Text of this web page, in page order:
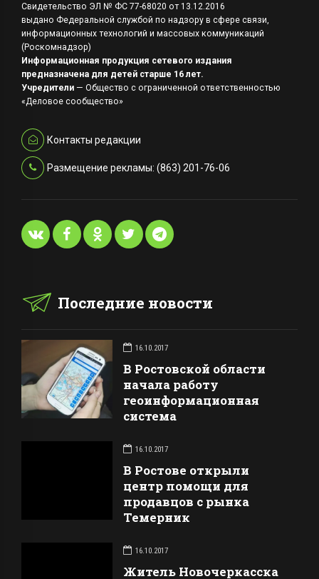
Свидетельство ЭЛ № ФС 77-68020 от 13.12.2016
выдано Федеральной службой по надзору в сфере связи,
информационных технологий и массовых коммуникаций
(Роскомнадзор)
Информационная продукция сетевого издания
предназначена для детей старше 16 лет.
Учредители — Общество с ограниченной ответственностью
«Деловое сообщество»
Контакты редакции
Размещение рекламы: (863) 201-76-06
Последние новости
16.10.2017
В Ростовской области
начала работу
геоинформационная
система
16.10.2017
В Ростове открыли
центр помощи для
продавцов с рынка
Темерник
16.10.2017
Житель Новочеркасска